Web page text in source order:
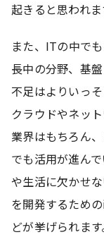
起きると思われま
また、ITの中で
長中の分野、基
不足はよりいっ
クラウドやネッ
業界はもちろん
でも活用が進ん
や生活に欠かせ
を開発するため
どが挙げられます